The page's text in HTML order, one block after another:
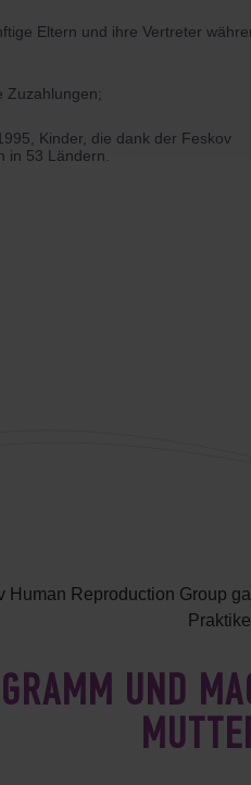
Eltern und ihre Vertreter
Zuzahlungen;
Kinder, die dank der Feskov
in 53 Ländern.
Reproduction Group
UND